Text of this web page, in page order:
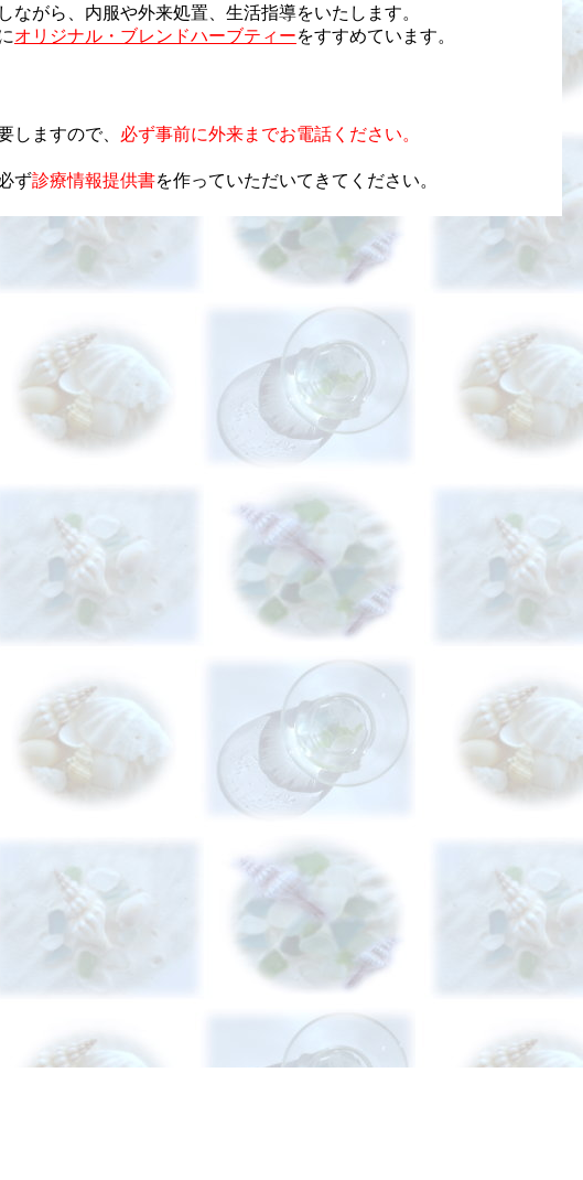
ながら、内服や外来処置、生活指導をいたします。
オリジナル・ブレンドハーブティーをすすめています。
ますので、 必ず事前に外来までお電話ください。
ず診療情報提供書を作っていただいてきてください。